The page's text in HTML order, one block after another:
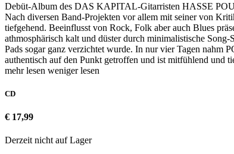
Debüt-Album des DAS KAPITAL-Gitarristen HASSE
Nach diversen Band-Projekten vor allem mit seiner von
tiefgehend. Beeinflusst von Rock, Folk aber auch Blues
athmosphärisch kalt und düster durch minimalistische
Pads sogar ganz verzichtet wurde. In nur vier Tagen
authentisch auf den Punkt getroffen und ist mitfühlend und
mehr lesen weniger lesen
CD
€ 17,99
Derzeit nicht auf Lager